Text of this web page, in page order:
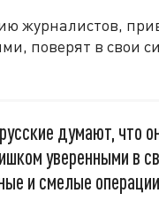
журналистов,
поверят в свои
думают, что
уверенными в
и смелые